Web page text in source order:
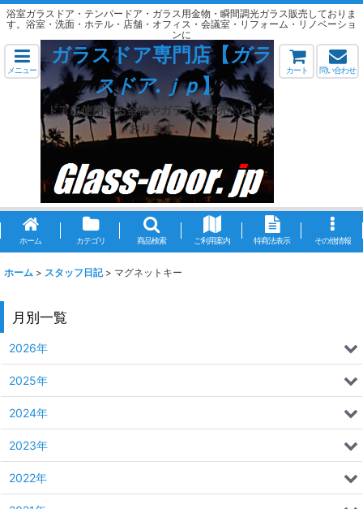
浴室ガラスドア・テンパードア・ガラス用金物・瞬間調光ガラス販売しておりま
す。浴室・洗面・ホテル・店舗・オフィス・会議室・リフォーム・リノベーショ
ンに
メニュー
ガラスドア専門店【ガラ
スドア.ｊｐ】
ドアに使用する金物やガラスも販売いたして
おります。
カート 問い合わせ
ホーム カテゴリ 商品検索 ご利用案内 特商法表示 その他情報
ホーム > スタッフ日記 > マグネットキー
月別一覧
2026年
2025年
2024年
2023年
2022年